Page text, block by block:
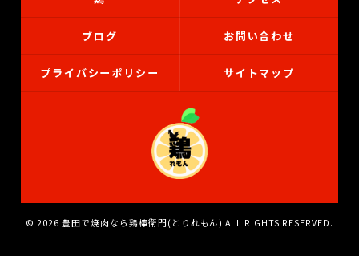
ブログ お問い合わせ
プライバシーポリシー サイトマップ
© 2026 豊田で焼肉なら鶏檸衛門(とりれもん) ALL RIGHTS RESERVED.